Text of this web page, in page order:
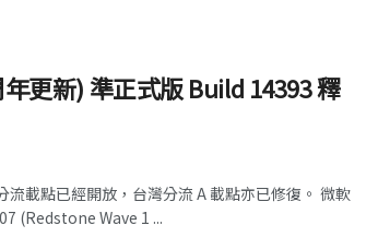
更新) 準正式版 Build 14393 釋
載點已經開放，台灣分流 A 載點亦已修復。 微軟
(Redstone Wave 1 ...